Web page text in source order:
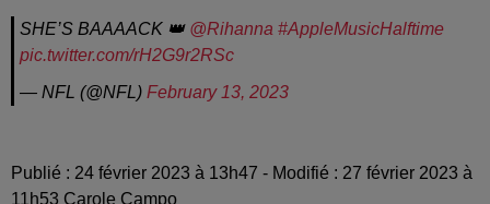
SHE’S BAAAACK 👑 @Rihanna #AppleMusicHalftime
pic.twitter.com/rH2G9r2RSc
— NFL (@NFL) February 13, 2023
Publié : 24 février 2023 à 13h47 - Modifié : 27 février 2023 à
11h53 Carole Campo